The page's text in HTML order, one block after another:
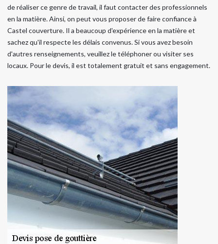
de réaliser ce genre de travail, il faut contacter des professionnels
en la matière. Ainsi, on peut vous proposer de faire confiance à
Castel couverture. Il a beaucoup d'expérience en la matière et
sachez qu'il respecte les délais convenus. Si vous avez besoin
d'autres renseignements, veuillez le téléphoner ou visiter ses
locaux. Pour le devis, il est totalement gratuit et sans engagement.